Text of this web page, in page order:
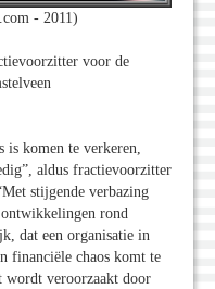
- 2011)
voor de
is komen te verkeren,
aldus fractievoorzitter
stijgende verbazing
ontwikkelingen rond
dat een organisatie in
financiële chaos komt te
veroorzaakt door